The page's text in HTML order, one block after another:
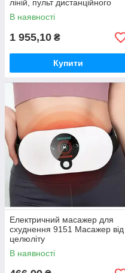
ліній, пульт дистанційного
керування, цифровий
дисплей, штатив, повний
набір для
В наявності
1 955,10 ₴
Купити
Електричний масажер для
схуднення 9151 Масажер від
целюліту
В наявності